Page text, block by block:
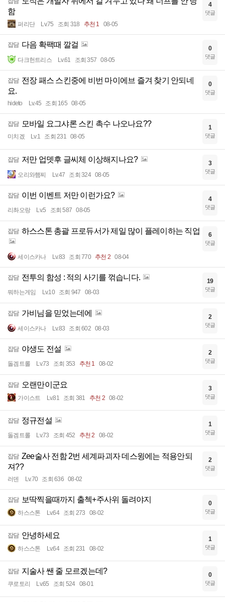
함
퍼리단 Lv.75 조회 318 추천 1 08-05
4
댓글
잡담 다음 확팩때 깔걸
다크헌트리스 Lv.61 조회 357 08-05
0
댓글
잡담 전장 패스 스킨중에 비번 마이에브 즐겨 찾기 안되네
요.
hideto Lv.45 조회 165 08-05
0
댓글
잡담 모바일 요그샤론 스킨 촉수 나오나요??
미치겠 Lv.1 조회 231 08-05
1
댓글
잡담 저만 업뎃후 글씨체 이상해지나요?
오리와햄찌 Lv.47 조회 324 08-05
3
댓글
잡담 이번 이벤트 저만 이런가요?
리촤오랑 Lv.5 조회 587 08-05
4
댓글
잡담 하스스톤 총괄 프로듀서가 제일 많이 플레이하는 직업
세이스카나 Lv.83 조회 770 추천 2 08-04
6
댓글
잡담 전투의 함성 : 적의 사기를 꺾습니다.
뭐하는게임 Lv.10 조회 947 08-03
19
댓글
잡담 가비님을 믿었는데에
세이스카나 Lv.83 조회 602 08-03
2
댓글
잡담 야생도 전설
돌겜트롤 Lv.73 조회 353 추천 1 08-02
2
댓글
잡담 오랜만이군요
가이스트 Lv.81 조회 381 추천 2 08-02
3
댓글
잡담 정규전설
돌겜트롤 Lv.73 조회 452 추천 2 08-02
1
댓글
잡담 Zee술사 전함 2번 세계파괴자 데스윙에는 적용안되
져??
러덴 Lv.70 조회 636 08-02
2
댓글
잡담 보딱찍을때까지 출첵+주사위 돌려야지
하스스톤 Lv.64 조회 273 08-02
0
댓글
잡담 안녕하세요
하스스톤 Lv.64 조회 231 08-02
1
댓글
잡담 지술사 쌘 줄 모르겠는데?
쿠로토리 Lv.65 조회 524 08-01
0
댓글